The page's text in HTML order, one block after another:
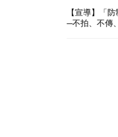
【宣導】「
─不拍、不傳